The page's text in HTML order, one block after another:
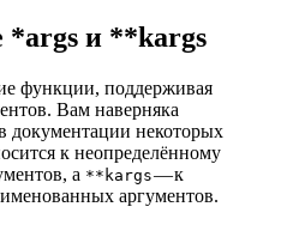
*args и **kargs
функции, поддерживая
Вам наверняка
документации некоторых
к неопределённому
а **kargs— к
аргументов.